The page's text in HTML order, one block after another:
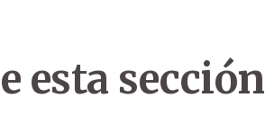
esta sección